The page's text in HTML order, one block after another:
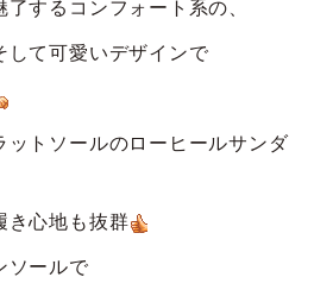
するコンフォート系の、
して可愛いデザインで
ットソールのローヒールサンダ
き心地も抜群
ソールで